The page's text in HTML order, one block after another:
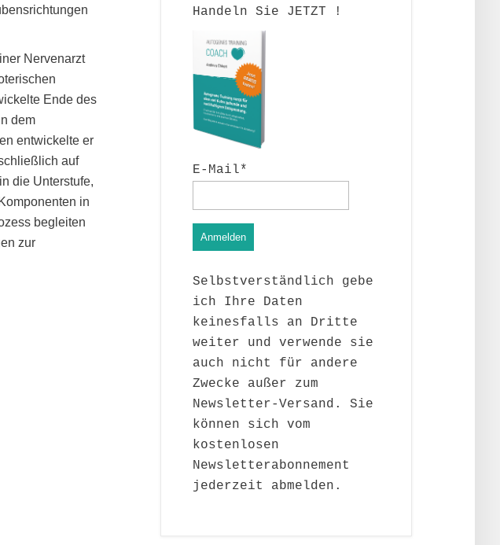
Nervenarzt
Ende des
dem
entwickelte er
auf
die Unterstufe,
in
begleiten
zur
Handeln Sie JETZT !
E-Mail*
Anmelden
Selbstverständlich gebe
ich Ihre Daten
keinesfalls an Dritte
weiter und verwende sie
auch nicht für andere
Zwecke außer zum
Newsletter-Versand. Sie
können sich vom
kostenlosen
Newsletterabonnement
jederzeit abmelden.